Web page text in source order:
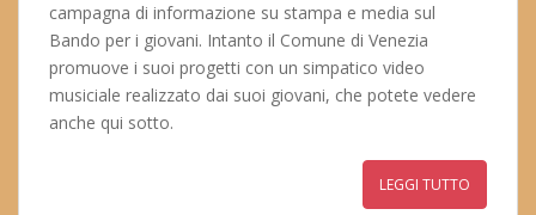
campagna di informazione su stampa e media sul
Bando per i giovani. Intanto il Comune di Venezia
promuove i suoi progetti con un simpatico video
musiciale realizzato dai suoi giovani, che potete vedere
anche qui sotto.
LEGGI TUTTO